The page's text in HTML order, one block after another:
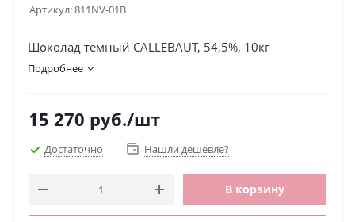
Артикул:811NV-01B
Шоколад темный CALLEBAUT, 54,5%, 10кг
Подробнее
15 270 руб./шт
Достаточно Нашли дешевле?
В корзину